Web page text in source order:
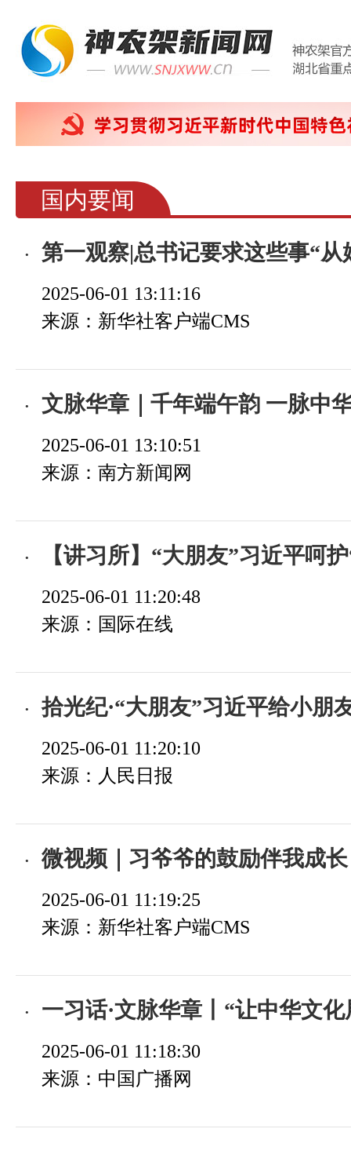
国内要闻
第一观察|总书记要求这些事“从
2025-06-01 13:11:16
来源：新华社客户端CMS
文脉华章｜千年端午韵 一脉中
2025-06-01 13:10:51
来源：南方新闻网
【讲习所】“大朋友”习近平呵护“
2025-06-01 11:20:48
来源：国际在线
拾光纪·“大朋友”习近平给小朋
2025-06-01 11:20:10
来源：人民日报
微视频｜习爷爷的鼓励伴我成长
2025-06-01 11:19:25
来源：新华社客户端CMS
一习话·文脉华章丨“让中华文化展
2025-06-01 11:18:30
来源：中国广播网